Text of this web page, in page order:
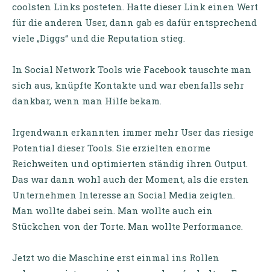
coolsten Links posteten. Hatte dieser Link einen Wert
für die anderen User, dann gab es dafür entsprechend
viele „Diggs“ und die Reputation stieg.
In Social Network Tools wie Facebook tauschte man
sich aus, knüpfte Kontakte und war ebenfalls sehr
dankbar, wenn man Hilfe bekam.
Irgendwann erkannten immer mehr User das riesige
Potential dieser Tools. Sie erzielten enorme
Reichweiten und optimierten ständig ihren Output.
Das war dann wohl auch der Moment, als die ersten
Unternehmen Interesse an Social Media zeigten.
Man wollte dabei sein. Man wollte auch ein
Stückchen von der Torte. Man wollte Performance.
Jetzt wo die Maschine erst einmal ins Rollen